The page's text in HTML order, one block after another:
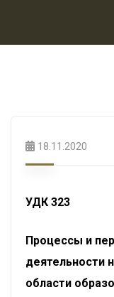
18.11.2020
УДК 323
Процессы и
деятельности
области